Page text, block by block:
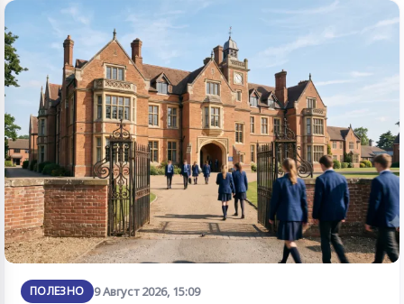
ПОЛЕЗНО 9 Август 2026, 15:09